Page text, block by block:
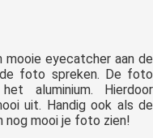
mooie eyecatcher aan de
foto spreken. De foto
aluminium. Hierdoor
uit. Handig ook als de
nog mooi je foto zien!